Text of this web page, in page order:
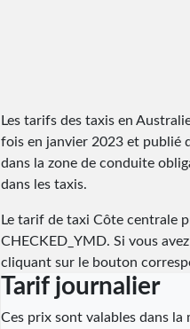
Les tarifs des taxis en
fois en janvier 2023 et publié
dans la zone de conduite
dans les taxis.
Le tarif de taxi Côte centrale
CHECKED_YMD. Si vous
cliquant sur le bouton
Tarif journalier
Ces prix sont valables dans